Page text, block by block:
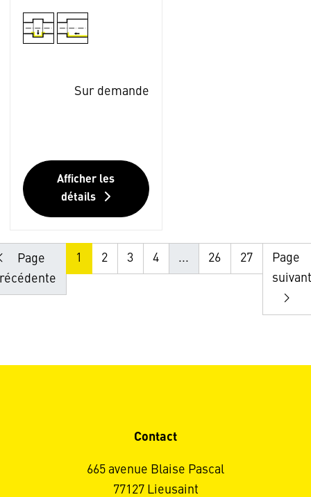
Sur demande
Afficher les
détails
Page
1 2 3 4 ... 26 27
Page
Contact
665 avenue Blaise Pascal
77127 Lieusaint